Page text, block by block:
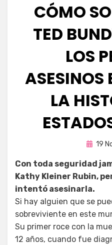
CÓMO
TED
LOS
ASESINOS
LA
por
19
Con toda seguridad
Kathy Kleiner Rubin,
intentó asesinarla.
Si hay alguien que se
sobreviviente en este
Su primer roce con la
12 años, cuando fue